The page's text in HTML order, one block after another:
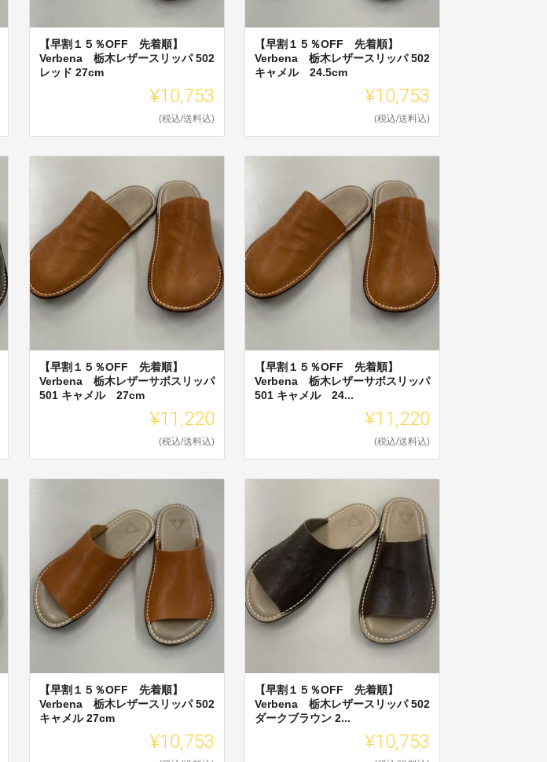
【早割１５％OFF 先着順】
Verbena 栃木レザースリッパ 502
レッド 27cm
¥10,753
(税込/送料込)
【早割１５％OFF 先着順】
Verbena 栃木レザースリッパ 502
キャメル 24.5cm
¥10,753
(税込/送料込)
【早割１５％OFF 先着順】
Verbena 栃木レザーサボスリッパ
501 キャメル 27cm
¥11,220
(税込/送料込)
【早割１５％OFF 先着順】
Verbena 栃木レザーサボスリッパ
501 キャメル 24...
¥11,220
(税込/送料込)
【早割１５％OFF 先着順】
Verbena 栃木レザースリッパ 502
キャメル 27cm
¥10,753
【早割１５％OFF 先着順】
Verbena 栃木レザースリッパ 502
ダークブラウン 2...
¥10,753